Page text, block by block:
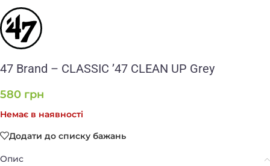
47 Brand – CLASSIC ’47 CLEAN UP Grey
580 грн
Немає в наявності
Додати до списку бажань
Опис